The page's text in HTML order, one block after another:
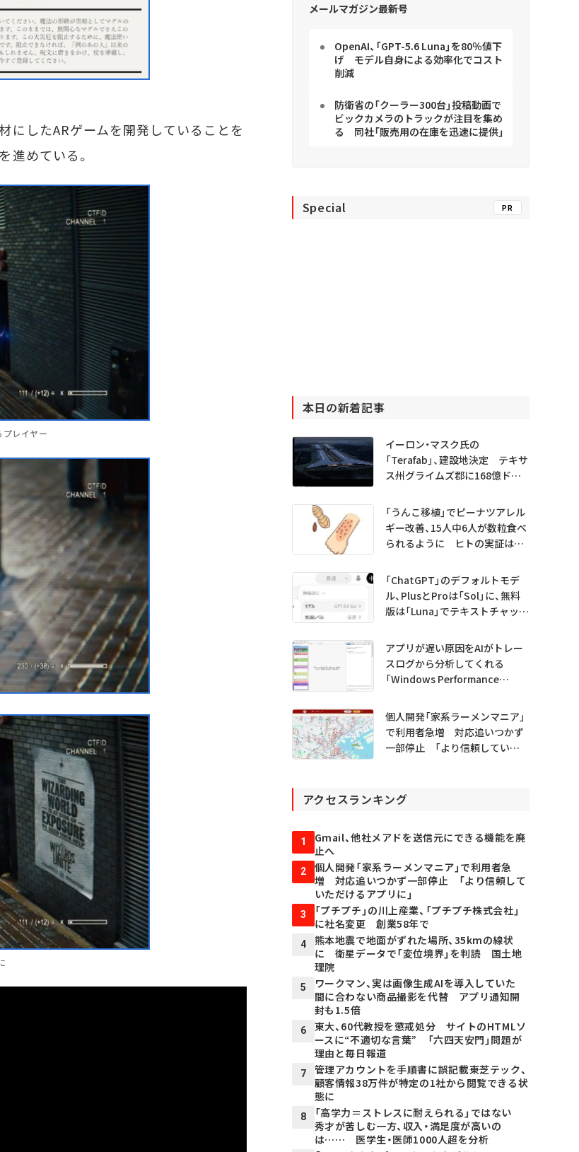
にしたARゲームを開発していることを
進めている。
プレイヤー
メールマガジン最新号
OpenAI、「GPT-5.6 Luna」を80％値下
げ モデル自身による効率化でコスト
削減
防衛省の「クーラー300台」投稿動画で
ビックカメラのトラックが注目を集め
る 同社「販売用の在庫を迅速に提供」
Special PR
本日の新着記事
イーロン・マスク氏の
「Terafab」、建設地決定 テキサ
ス州グライムズ郡に168億ドル
「うんこ移植」でピーナツアレル
ギー改善、15人中6人が数粒食べ
られるように ヒトの実証は
「ChatGPT」のデフォルトモデ
ル、PlusとProは「Sol」に、無料
版は「Luna」でテキストチャット
アプリが遅い原因をAIがトレー
スログから分析してくれる
「Windows Performance
プレビュー公開
個人開発「家系ラーメンマニア」
で利用者急増 対応追いつかず
一部停止 「より信頼していた
アクセスランキング
1
Gmail、他社メアドを送信元にできる機能を廃
止へ
2
個人開発「家系ラーメンマニア」で利用者急
増 対応追いつかず一部停止 「より信頼して
いただけるアプリに」
3
「プチプチ」の川上産業、「プチプチ株式会社」
に社名変更 創業58年で
4
熊本地震で地面がずれた場所、35kmの線状
に 衛星データで「変位境界」を判読 国土地
理院
5
ワークマン、実は画像生成AIを導入していた
間に合わない商品撮影を代替 アプリ通知開
封も1.5倍
6
東大、60代教授を懲戒処分 サイトのHTMLソ
ースに“不適切な言葉” 「六四天安門」問題が
理由と毎日報道
7
管理アカウントを手順書に誤記載――東芝テック、
顧客情報38万件が特定の1社から閲覧できる状
態に
8
「高学力＝ストレスに耐えられる」ではない
秀才が苦しむ一方、収入・満足度が高いの
は…… 医学生・医師1000人超を分析